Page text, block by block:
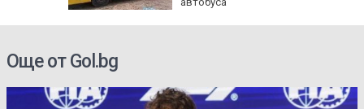
Още от Gol.bg